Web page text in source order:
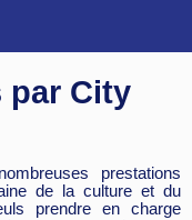
par City
prestations
de la culture et du
prendre en charge